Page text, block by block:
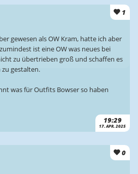
1
19:29
17. APR. 2025
gewesen als OW Kram, hatte ich aber
ist eine OW was neues bei
zu übertrieben groß und schaffen es
zu gestalten.
was für Outfits Bowser so haben
0